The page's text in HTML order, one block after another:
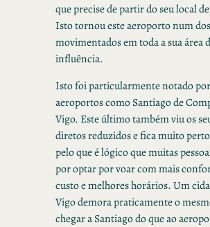
que precise de partir do seu local
Isto tornou este aeroporto num
movimentados em toda a sua área
influência.
Isto foi particularmente notado por
aeroportos como Santiago de
Vigo. Este último também viu os
diretos reduzidos e fica muito
pelo que é lógico que muitas
por optar por voar com mais
custo e melhores horários. Um
Vigo demora praticamente o
chegar a Santiago do que ao